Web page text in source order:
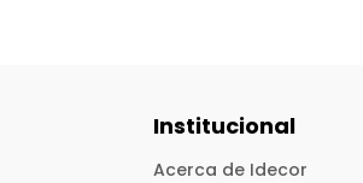
Institucional
Acerca de Idecor